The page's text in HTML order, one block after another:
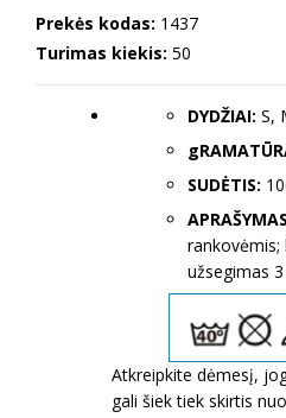
Prekės kodas: 1437
Turimas kiekis: 50
DYDŽIAI: S,
SUDĖTIS:
rankovėmis;
užsegimas
Atkreipkite dėmesį,
gali šiek tiek skirtis